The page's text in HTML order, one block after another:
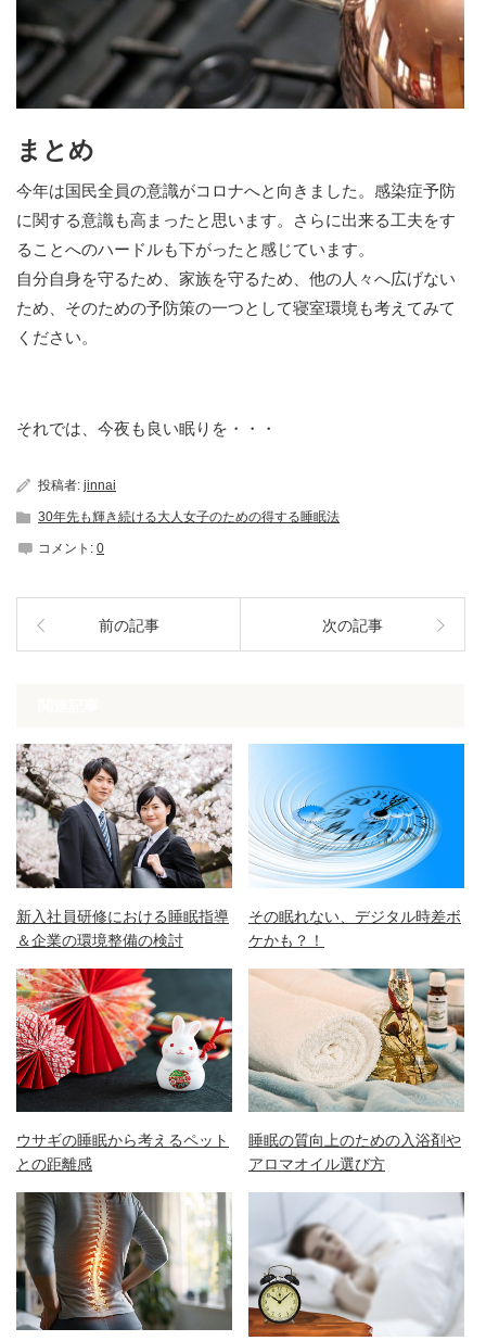
まとめ
今年は国民全員の意識がコロナへと向きました。感染症予防
に関する意識も高まったと思います。さらに出来る工夫をす
ることへのハードルも下がったと感じています。
自分自身を守るため、家族を守るため、他の人々へ広げない
ため、そのための予防策の一つとして寝室環境も考えてみて
ください。
それでは、今夜も良い眠りを・・・
投稿者: jinnai
30年先も輝き続ける大人女子のための得する睡眠法
コメント: 0
前の記事 次の記事
新入社員研修における睡眠指導
＆企業の環境整備の検討
その眠れない、デジタル時差ボ
ケかも？！
ウサギの睡眠から考えるペット
との距離感
睡眠の質向上のための入浴剤や
アロマオイル選び方